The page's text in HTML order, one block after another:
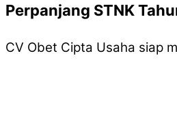
Perpanjang STNK
CV Obet Cipta Usaha siap